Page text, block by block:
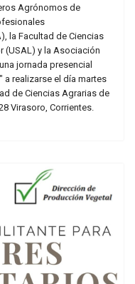
Agrónomos de
la Facultad de Ciencias
(USAL) y la Asociación
jornada presencial
realizarse el día martes
de Ciencias Agrarias de
Virasoro, Corrientes.